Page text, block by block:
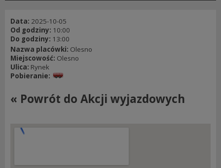
Klauzule informacyjne
Data: 2025-10-05
Od godziny: 10:00
Do godziny: 13:00
Nazwa placówki: Olesno
Miejscowość: Olesno
Ulica: Rynek
Pobieranie:
« Powrót do Akcji wyjazdowych